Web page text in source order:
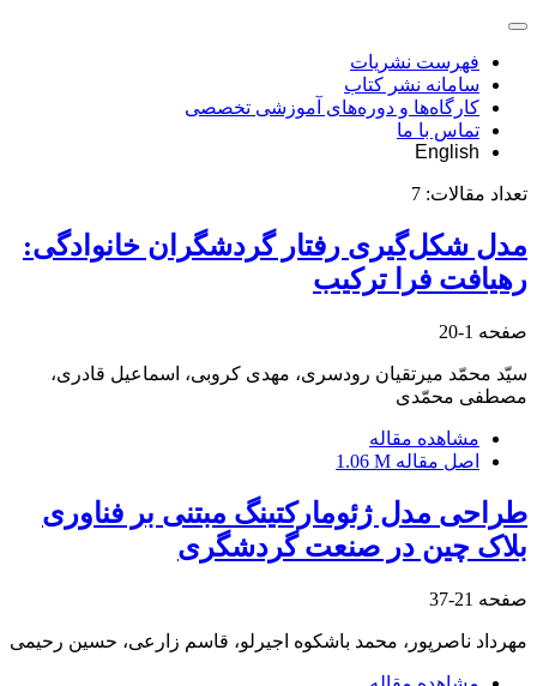
فهرست نشریات
سامانه نشر کتاب
کارگاه‌ها و دوره‌های آموزشی تخصصی
تماس با ما
English
تعداد مقالات: 7
مدل شکل‌گیری رفتار گردشگران خانوادگی:
رهیافت فرا ترکیب
صفحه 1-20
سیّد محمّد میرتقیان رودسری، مهدی کروبی، اسماعیل قادری،
مصطفی محمّدی
مشاهده مقاله
اصل مقاله 1.06 M
طراحی مدل ژئومارکتینگ مبتنی بر فناوری
بلاک چین در صنعت گردشگری
صفحه 21-37
مهرداد ناصرپور، محمد باشکوه اجیرلو، قاسم زارعی، حسین رحیمی